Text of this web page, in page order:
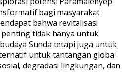
bagi masyarakat
bahwa revitalisasi
tidak hanya untuk
Sunda tetapi juga untuk
untuk tantangan global
degradasi lingkungan, dan